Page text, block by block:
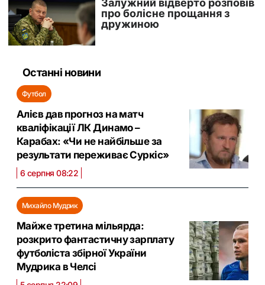
Останні новини
Футбол
Алієв дав прогноз на матч
кваліфікації ЛК Динамо –
Карабах: «Чи не найбільше за
результати переживає Суркіс»
6 серпня 08:22
Михайло Мудрик
Майже третина мільярда:
розкрито фантастичну зарплату
футболіста збірної України
Мудрика в Челсі